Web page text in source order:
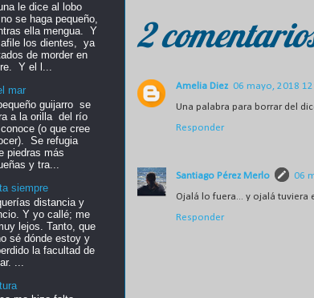
2
Amelia Diez 06 mayo, 2018
Una palabra para borrar del
Responder
Santiago Pérez Merlo
06
Ojalá lo fuera... y ojalá tuviera
Responder
le dice al lobo
se haga pequeño,
ella mengua. Y
los dientes, ya
de morder en
Y el l...
mar
guijarro se
a la orilla del río
(o que cree
Se refugia
piedras más
y tra...
siempre
distancia y
Y yo callé; me
lejos. Tanto, que
sé dónde estoy y
la facultad de
...